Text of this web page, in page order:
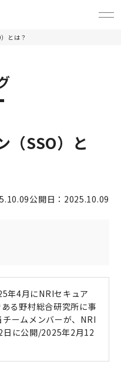
とは？
（SSO）と
公開日：2025.10.09
年4月にNRIセキュア
る野村総合研究所に事
ームメンバーが、NRI
日に公開/2025年2月12